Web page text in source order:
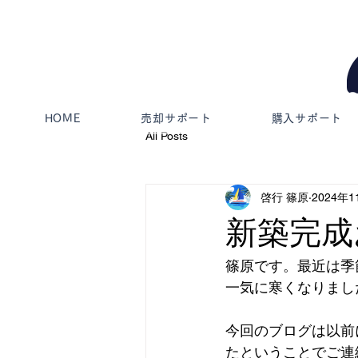
HOME 売却サポート 購入サポート
All Posts
新築完
啓行 篠原 2024年
篠原です。最近は
一気に寒くなりま
今回のブログは以
たということでご